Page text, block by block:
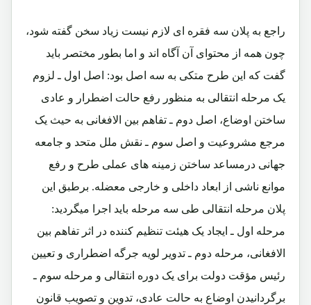
راجع به پلان سه فقره ای لازم نیست زیاد سخن گفته شود،
چون همه از محتوای آن آگاه اند و اما بطور مختصر باید
گفت که این طرح متکی به سه اصل بود: اصل اول ـ لزوم
یک مرحله انتقالی به منظور رفع حالت اضطرار و عادی
ساختن اوضاع، اصل دوم ـ تفاهم بین الافغانی به حیث یک
مرجع مشروعیت و اصل سوم ـ نقش ملل متحد و جامعه
جهانی درمساعد ساختن زمینه های عملی طرح و رفع
موانع ناشی از ابعاد داخلی و خارجی معضله. برطبق این
پلان مرحله انتقالی طی سه مرحله باید اجرا میگردید:
مرحله اول ـ ایجاد یک هیئت تنظیم کننده در اثر تفاهم بین
الافغانی، مرحله دوم ـ تدویر لویه جرگه اضطراری و تعیین
رئیس مؤقت دولت برای یک دوره انتقالی و مرحله سوم ـ
برگردانیدن اوضاع به حالت عادی، تدوین و تصویب قانون